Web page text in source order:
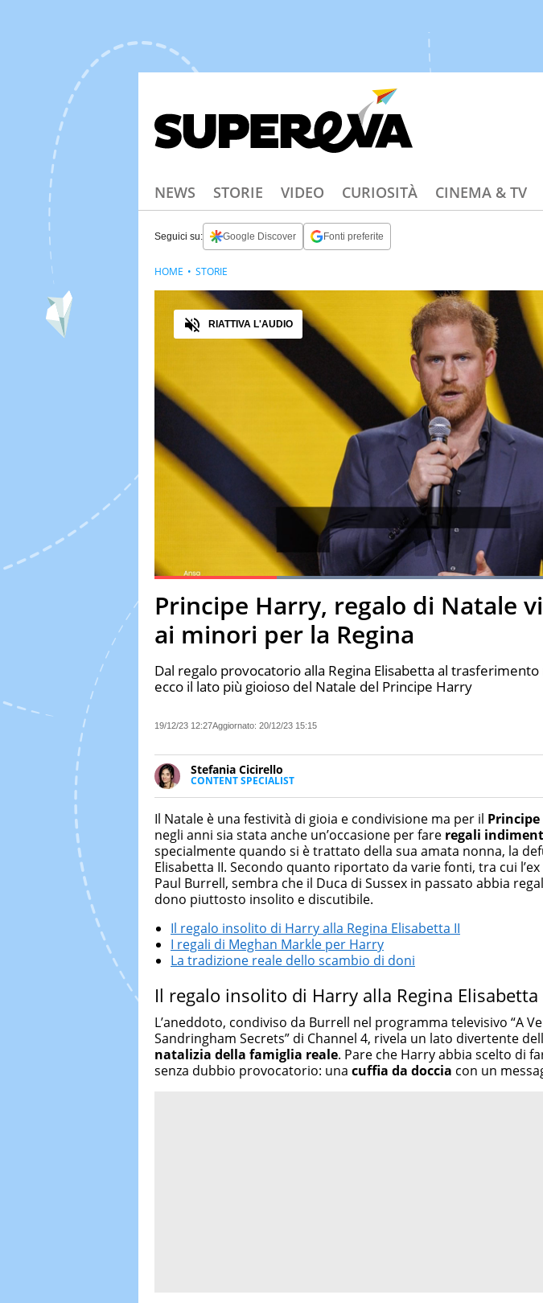
NEWS STORIE VIDEO CURIOSITÀ CINEMA & TV
Seguici su: Google Discover Fonti preferite
PauseUnmute
Loaded:92.57%
Fullscreen
Audio
RIATTIVA L'AUDIO
Principe Harry, regalo di Natale
ai minori per la Regina
Dal regalo provocatorio alla Regina Elisabetta al trasferimento
ecco il lato più gioioso del Natale del Principe Harry
19/12/23 12:27Aggiornato: 20/12/23 15:15
Stefania Cicirello
CONTENT SPECIALIST
Content writer, video editor e fotografa, ha conseguito un
Media Marketing. Scrive articoli in ottica SEO e realizza contenuti
focus su Costume & Società, Moda e Bellezza.
HOME STORIE
Il Natale è una festività di gioia e condivisione ma per il
negli anni sia stata anche un’occasione per fare regali
specialmente quando si è trattato della sua amata nonna, la
Elisabetta II. Secondo quanto riportato da varie fonti, tra cui
Paul Burrell, sembra che il Duca di Sussex in passato abbia
dono piuttosto insolito e discutibile.
Il regalo insolito di Harry alla Regina Elisabetta II
I regali di Meghan Markle per Harry
La tradizione reale dello scambio di doni
Il regalo insolito di Harry alla Regina Elisabetta
L’aneddoto, condiviso da Burrell nel programma televisivo “A
Sandringham Secrets” di Channel 4, rivela un lato divertente
natalizia della famiglia reale. Pare che Harry abbia scelto di
senza dubbio provocatorio: una cuffia da doccia con un